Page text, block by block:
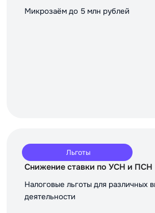
Микрозаём до 5 млн рублей
Льготы
Снижение ставки по УСН и ПСН
Налоговые льготы для различных
деятельности